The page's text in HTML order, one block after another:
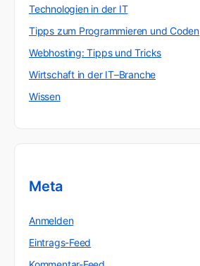
Technologien in der IT
Tipps zum Programmieren und Coden
Webhosting: Tipps und Tricks
Wirtschaft in der IT–Branche
Wissen
Meta
Anmelden
Eintrags-Feed